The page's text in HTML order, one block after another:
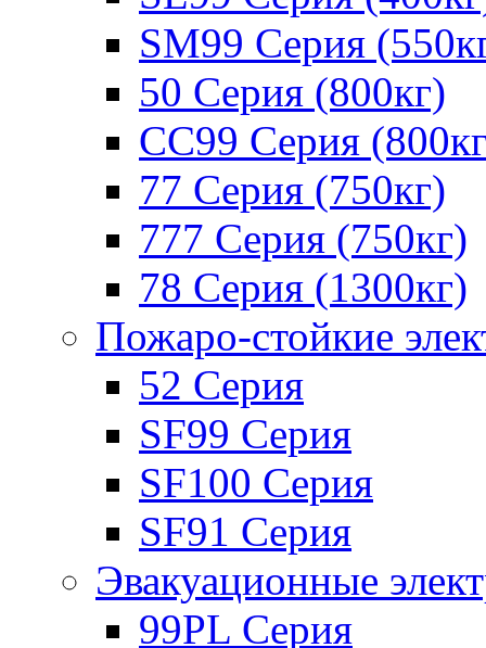
SM99 Серия
50 Серия (800кг)
СС99 Серия
77 Серия (750кг)
777 Серия (750кг)
78 Серия (1300кг)
Пожаро-стойкие
52 Серия
SF99 Серия
SF100 Серия
SF91 Серия
Эвакуационные
99PL Серия